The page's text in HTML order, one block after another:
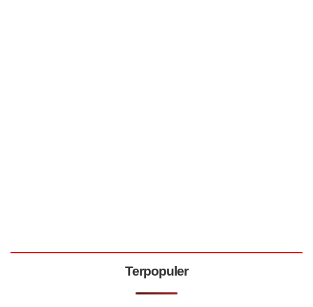
Terpopuler